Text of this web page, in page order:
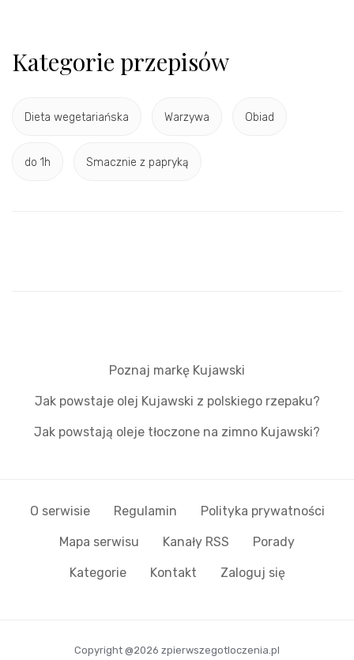
Kategorie przepisów
Dieta wegetariańska Warzywa Obiad
do 1h Smacznie z papryką
Poznaj markę Kujawski
Jak powstaje olej Kujawski z polskiego rzepaku?
Jak powstają oleje tłoczone na zimno Kujawski?
O serwisie Regulamin Polityka prywatności
Mapa serwisu Kanały RSS Porady
Kategorie Kontakt Zaloguj się
Copyright @2026 zpierwszegotloczenia.pl